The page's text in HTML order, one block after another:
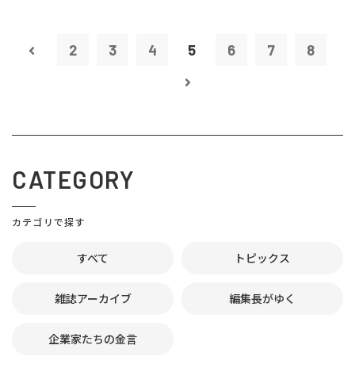
2 3 4 5 6 7 8
CATEGORY
カテゴリで探す
すべて トピックス
雑誌アーカイブ 編集長がゆく
企業家たちの金言